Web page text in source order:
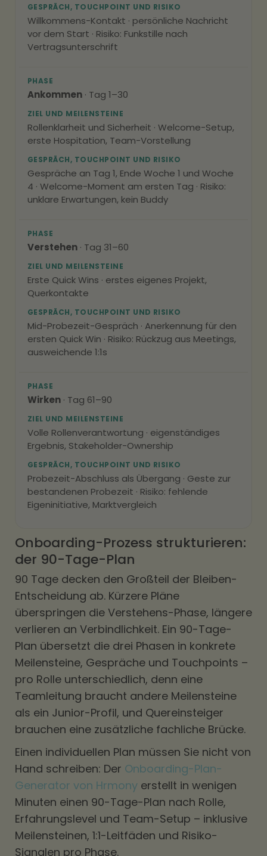
GESPRÄCH, TOUCHPOINT UND RISIKO
Willkommens-Kontakt · persönliche Nachricht
vor dem Start · Risiko: Funkstille nach
Vertragsunterschrift
PHASE
Ankommen · Tag 1–30
ZIEL UND MEILENSTEINE
Rollenklarheit und Sicherheit · Welcome-Setup,
erste Hospitation, Team-Vorstellung
GESPRÄCH, TOUCHPOINT UND RISIKO
Gespräche an Tag 1, Ende Woche 1 und Woche
4 · Welcome-Moment am ersten Tag · Risiko:
unklare Erwartungen, kein Buddy
PHASE
Verstehen · Tag 31–60
ZIEL UND MEILENSTEINE
Erste Quick Wins · erstes eigenes Projekt,
Querkontakte
GESPRÄCH, TOUCHPOINT UND RISIKO
Mid-Probezeit-Gespräch · Anerkennung für den
ersten Quick Win · Risiko: Rückzug aus Meetings,
ausweichende 1:1s
PHASE
Wirken · Tag 61–90
ZIEL UND MEILENSTEINE
Volle Rollenverantwortung · eigenständiges
Ergebnis, Stakeholder-Ownership
GESPRÄCH, TOUCHPOINT UND RISIKO
Probezeit-Abschluss als Übergang · Geste zur
bestandenen Probezeit · Risiko: fehlende
Eigeninitiative, Marktvergleich
Onboarding-Prozess strukturieren:
der 90-Tage-Plan
90 Tage decken den Großteil der Bleiben-
Entscheidung ab. Kürzere Pläne
überspringen die Verstehens-Phase, längere
verlieren an Verbindlichkeit. Ein 90-Tage-
Plan übersetzt die drei Phasen in konkrete
Meilensteine, Gespräche und Touchpoints –
pro Rolle unterschiedlich, denn eine
Teamleitung braucht andere Meilensteine
als ein Junior-Profil, und Quereinsteiger
brauchen eine zusätzliche fachliche Brücke.
Einen individuellen Plan müssen Sie nicht von
Hand schreiben: Der Onboarding-Plan-
Generator von Hrmony erstellt in wenigen
Minuten einen 90-Tage-Plan nach Rolle,
Erfahrungslevel und Team-Setup – inklusive
Meilensteinen, 1:1-Leitfäden und Risiko-
Signalen pro Phase.